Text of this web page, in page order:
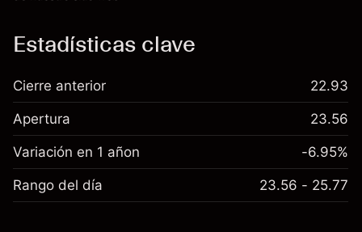
Estadísticas clave
Cierre anterior 22.93
Apertura 23.56
Variación en 1 añon -6.95%
Rango del día 23.56 - 25.77